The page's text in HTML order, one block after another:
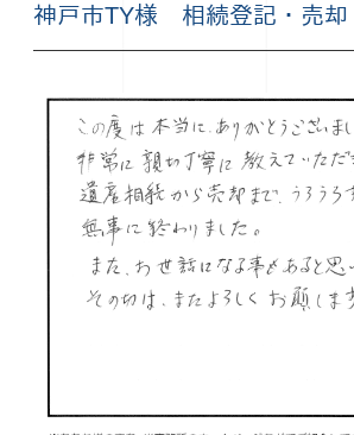
神戸市TY様 相続登記・売却